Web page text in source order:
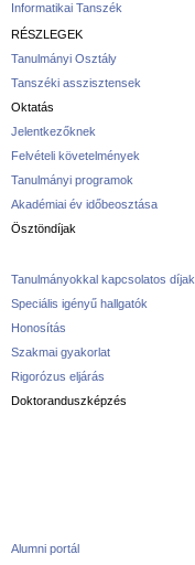
Informatikai Tanszék
RÉSZLEGEK
Tanulmányi Osztály
Tanszéki asszisztensek
Oktatás
Jelentkezőknek
Felvételi követelmények
Tanulmányi programok
Akadémiai év időbeosztása
Ösztöndíjak
Tanulmányokkal kapcsolatos díjak
Speciális igényű hallgatók
Honosítás
Szakmai gyakorlat
Rigorózus eljárás
Doktoranduszképzés
Alumni portál